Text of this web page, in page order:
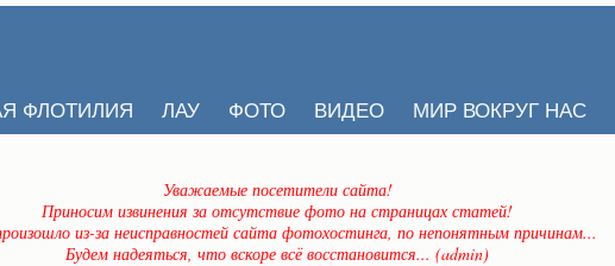
ФЛОТИЛИЯ ЛАУ ФОТО ВИДЕО МИР ВОКРУГ НАС
Уважаемые посетители сайта!
Приносим извинения за отсутствие фото на страницах статей!
из-за неисправностей сайта фотохостинга, по непонятным причинам...
Будем надеяться, что вскоре всё восстановится... (admin)